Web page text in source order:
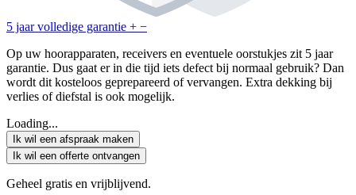
5 jaar volledige garantie + −
Op uw hoorapparaten, receivers en eventuele oorstukjes zit 5 jaar
garantie. Dus gaat er in die tijd iets defect bij normaal gebruik? Dan
wordt dit kosteloos geprepareerd of vervangen. Extra dekking bij
verlies of diefstal is ook mogelijk.
Loading...
Ik wil een afspraak maken
Ik wil een offerte ontvangen
Geheel gratis en vrijblijvend.